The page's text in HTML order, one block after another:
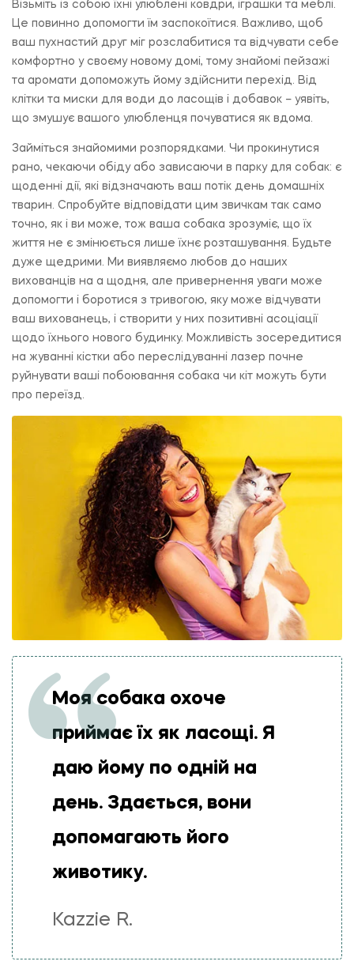
Візьміть із собою їхні улюблені ковдри, іграшки та меблі.
Це повинно допомогти їм заспокоїтися. Важливо, щоб
ваш пухнастий друг міг розслабитися та відчувати себе
комфортно у своєму новому домі, тому знайомі пейзажі
та аромати допоможуть йому здійснити перехід. Від
клітки та миски для води до ласощів і добавок – уявіть,
що змушує вашого улюбленця почуватися як вдома.
Займіться знайомими розпорядками. Чи прокинутися
рано, чекаючи обіду або зависаючи в парку для собак: є
щоденні дії, які відзначають ваш потік день домашніх
тварин. Спробуйте відповідати цим звичкам так само
точно, як і ви може, тож ваша собака зрозуміє, що їх
життя не є змінюється лише їхнє розташування. Будьте
дуже щедрими. Ми виявляємо любов до наших
вихованців на a щодня, але привернення уваги може
допомогти і боротися з тривогою, яку може відчувати
ваш вихованець, і створити у них позитивні асоціації
щодо їхнього нового будинку. Можливість зосередитися
на жуванні кістки або переслідуванні лазер почне
руйнувати ваші побоювання собака чи кіт можуть бути
про переїзд.
Моя собака охоче
приймає їх як ласощі. Я
даю йому по одній на
день. Здається, вони
допомагають його
животику.
Kazzie R.